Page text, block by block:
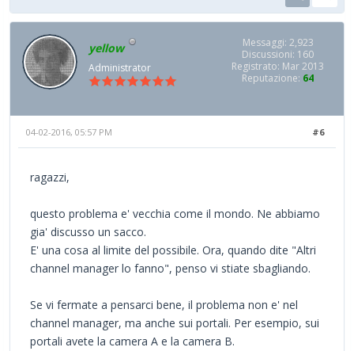
yellow
Administrator
Messaggi: 2,923
Discussioni: 160
Registrato: Mar 2013
Reputazione: 64
#6
04-02-2016, 05:57 PM
ragazzi,
questo problema e' vecchia come il mondo. Ne abbiamo
gia' discusso un sacco.
E' una cosa al limite del possibile. Ora, quando dite "Altri
channel manager lo fanno", penso vi stiate sbagliando.
Se vi fermate a pensarci bene, il problema non e' nel
channel manager, ma anche sui portali. Per esempio, sui
portali avete la camera A e la camera B.